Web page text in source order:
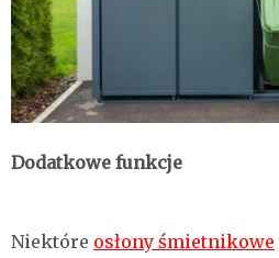
Dodatkowe funkcje
Niektóre osłony śmietnikowe